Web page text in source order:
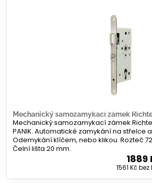
Mechanický samozamykací zámek
Mechanický samozamykací zámek
PANIK. Automatické zamykání na střelce
Odemykání klíčem, nebo klikou. Rozteč
Čelní lišta 20 mm.
1889
1561 Kčbez